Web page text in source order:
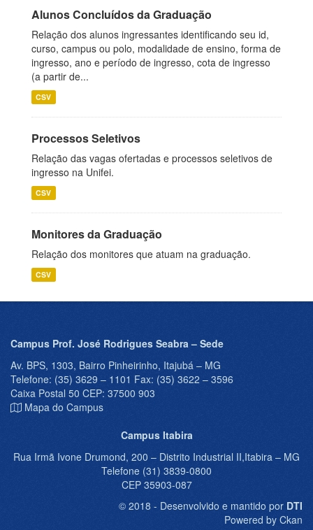
Alunos Concluídos da Graduação
Relação dos alunos ingressantes identificando seu id,
curso, campus ou polo, modalidade de ensino, forma de
ingresso, ano e período de ingresso, cota de ingresso
(a partir de...
CSV
Processos Seletivos
Relação das vagas ofertadas e processos seletivos de
ingresso na Unifei.
CSV
Monitores da Graduação
Relação dos monitores que atuam na graduação.
CSV
Campus Prof. José Rodrigues Seabra – Sede
Av. BPS, 1303, Bairro Pinheirinho, Itajubá – MG
Telefone: (35) 3629 – 1101 Fax: (35) 3622 – 3596
Caixa Postal 50 CEP: 37500 903
Mapa do Campus
Campus Itabira
Rua Irmã Ivone Drumond, 200 – Distrito Industrial II,Itabira – MG
Telefone (31) 3839-0800
CEP 35903-087
© 2018 - Desenvolvido e mantido por DTI
Powered by Ckan